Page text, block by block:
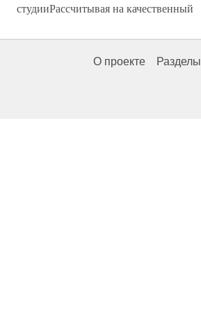
студииРассчитывая на качественный
О проекте Разделы